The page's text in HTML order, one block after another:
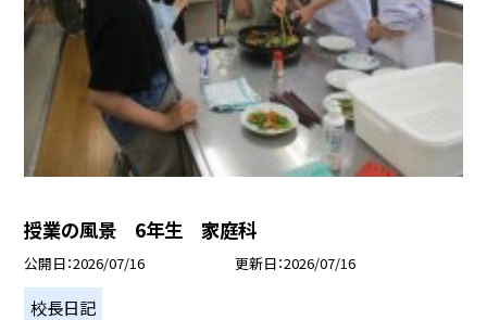
授業の風景 6年生 家庭科
公開日 2026/07/16 更新日 2026/07/16
校長日記